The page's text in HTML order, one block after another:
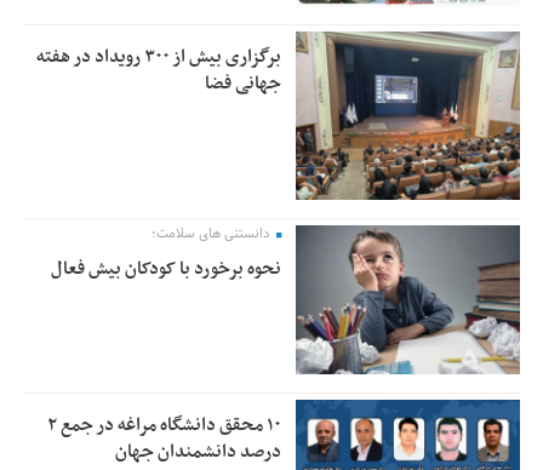
برگزاری بیش از ۳۰۰ رویداد در هفته
جهانی فضا
دانستنی های سلامت؛
نحوه برخورد با کودکان بیش فعال
۱۰ محقق دانشگاه مراغه در جمع ۲
درصد دانشمندان جهان